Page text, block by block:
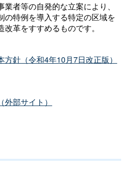
者等の自発的な立案により、
の特例を導入する特定の区域を
革をすすめるものです。
針（令和4年10月7日改正版）
部サイト）